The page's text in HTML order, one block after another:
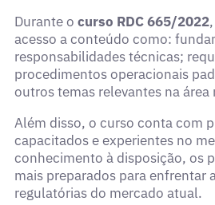
Durante o curso RDC 665/2022
acesso a conteúdo como:
responsabilidades técnicas;
procedimentos operacionais
outros temas relevantes na área
Além disso, o curso conta com
capacitados e experientes no
conhecimento à disposição, os
mais preparados para enfrentar
regulatórias do mercado atual.